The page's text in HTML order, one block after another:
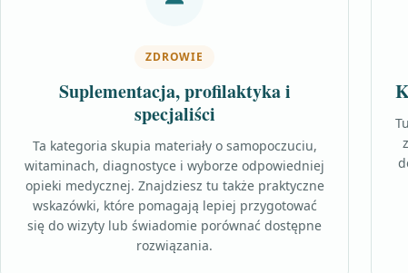
ZDROWIE
Suplementacja, profilaktyka i
specjaliści
Ta kategoria skupia materiały o samopoczuciu,
witaminach, diagnostyce i wyborze odpowiedniej
opieki medycznej. Znajdziesz tu także praktyczne
wskazówki, które pomagają lepiej przygotować
się do wizyty lub świadomie porównać dostępne
rozwiązania.